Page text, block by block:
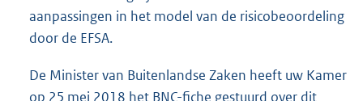
aanpassingen in het model van de risicobeoordeling
door de EFSA.
De Minister van Buitenlandse Zaken heeft uw Kamer
op 25 mei 2018 het BNC-fiche gestuurd over dit